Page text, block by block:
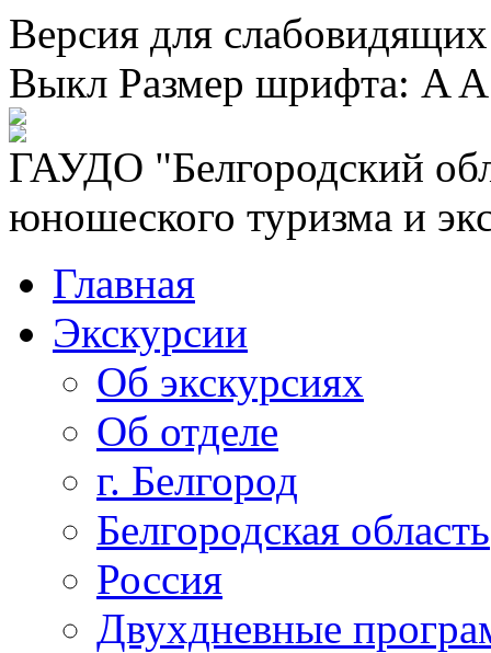
Версия для
Выкл Размер шрифта: A A
ГАУДО "Белгородский
юношеского туризма и
Главная
Экскурсии
Об экскурсиях
Об отделе
г. Белгород
Белгородская область
Россия
Двухдневные